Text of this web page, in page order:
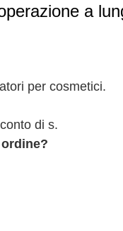
a
per cosmetici.
di s.